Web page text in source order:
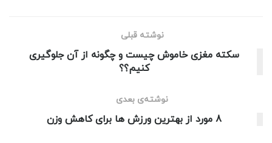
نوشته قبلی
سکته مغزی خاموش چیست و چگونه از آن جلوگیری
کنیم؟؟
نوشته‌ی بعدی
8 مورد از بهترین ورزش ها برای کاهش وزن